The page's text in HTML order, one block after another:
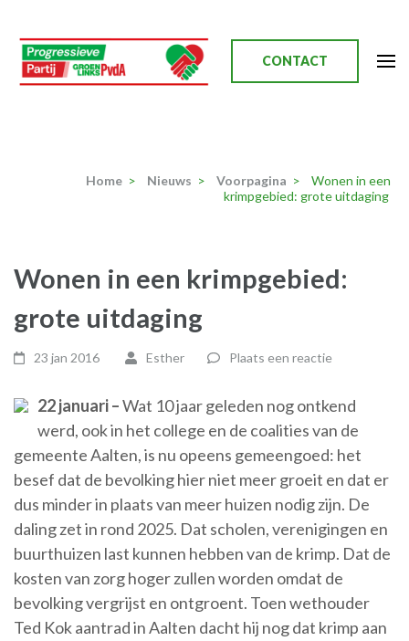
naar
inhoud
(Druk
CONTACT
Home > Nieuws > Voorpagina >
Wonen in een
krimpgebied: grote uitdaging
Wonen in een krimpgebied:
grote uitdaging
23 jan 2016 Esther Plaats een reactie
22 januari –Wat 10 jaar geleden nog ontkend
werd, ook in het college en de coalities van de
gemeente Aalten, is nu opeens gemeengoed: het
besef dat de bevolking hier niet meer groeit en dat er
dus minder in plaats van meer huizen nodig zijn. De
daling zet in rond 2025. Dat scholen, verenigingen en
buurthuizen last kunnen hebben van de krimp. Dat de
kosten van zorg hoger zullen worden omdat de
bevolking vergrijst en ontgroent. Toen wethouder
Ted Kok aantrad in Aalten dacht hij nog dat krimp aan